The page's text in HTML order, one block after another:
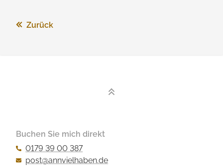
Zurück
Buchen Sie mich direkt
0179 39 00 387
post@annvielhaben.de